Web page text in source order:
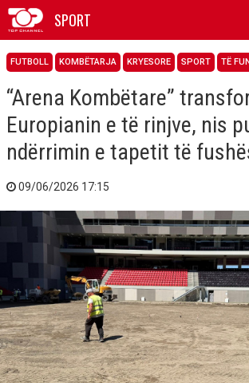
SPORT
FUTBOLL KOMBËTARJA KRYESORE SPORT TË
“Arena Kombëtare”
Europianin e të rinjve, nis
ndërrimin e tapetit të
09/06/2026 17:15